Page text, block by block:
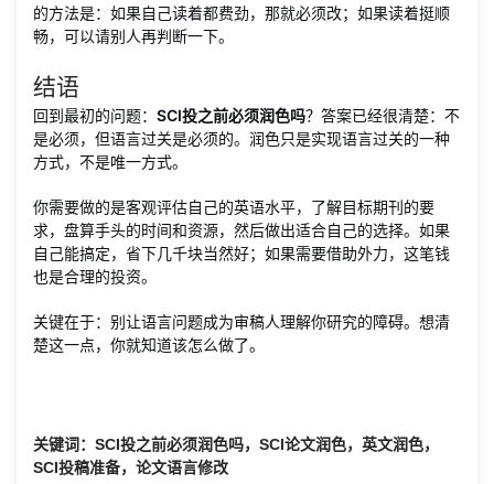
的方法是：如果自己读着都费劲，那就必须改；如果读着挺顺
畅，可以请别人再判断一下。
结语
回到最初的问题： SCI投之前必须润色吗？答案已经很清楚：不
是必须，但语言过关是必须的。润色只是实现语言过关的一种
方式，不是唯一方式。
你需要做的是客观评估自己的英语水平，了解目标期刊的要
求，盘算手头的时间和资源，然后做出适合自己的选择。如果
自己能搞定，省下几千块当然好；如果需要借助外力，这笔钱
也是合理的投资。
关键在于：别让语言问题成为审稿人理解你研究的障碍。想清
楚这一点，你就知道该怎么做了。
关键词：SCI投之前必须润色吗，SCI论文润色，英文润色，
SCI投稿准备，论文语言修改